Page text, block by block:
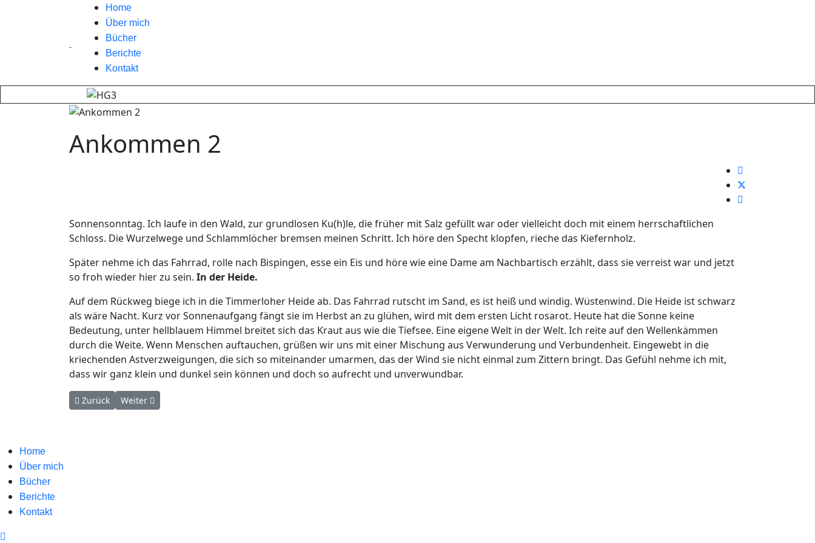
Home
Über mich
Bücher
Berichte
Kontakt
Ankommen 2
Sonnensonntag. Ich laufe in den Wald, zur grundlosen Ku(h)le, die früher mit Salz gefüllt war oder vielleicht doch mit einem herrschaftlichen
Schloss. Die Wurzelwege und Schlammlöcher bremsen meinen Schritt. Ich höre den Specht klopfen, rieche das Kiefernholz.
Später nehme ich das Fahrrad, rolle nach Bispingen, esse ein Eis und höre wie eine Dame am Nachbartisch erzählt, dass sie verreist war und jetzt
so froh wieder hier zu sein. In der Heide.
Auf dem Rückweg biege ich in die Timmerloher Heide ab. Das Fahrrad rutscht im Sand, es ist heiß und windig. Wüstenwind. Die Heide ist schwarz
als wäre Nacht. Kurz vor Sonnenaufgang fängt sie im Herbst an zu glühen, wird mit dem ersten Licht rosarot. Heute hat die Sonne keine
Bedeutung, unter hellblauem Himmel breitet sich das Kraut aus wie die Tiefsee. Eine eigene Welt in der Welt. Ich reite auf den Wellenkämmen
durch die Weite. Wenn Menschen auftauchen, grüßen wir uns mit einer Mischung aus Verwunderung und Verbundenheit. Eingewebt in die
kriechenden Astverzweigungen, die sich so miteinander umarmen, das der Wind sie nicht einmal zum Zittern bringt. Das Gefühl nehme ich mit,
dass wir ganz klein und dunkel sein können und doch so aufrecht und unverwundbar.
Vorheriger Beitrag: Museumsmut
Zurück Nächster Beitrag: Ankommen 1
Weiter
Home
Über mich
Bücher
Berichte
Kontakt